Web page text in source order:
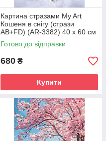
Картина стразами My Art
Кошеня в снігу (стрази
AB+FD) (AR-3382) 40 х 60 см
(На підрамнику)
Готово до відправки
680 ₴
Купити